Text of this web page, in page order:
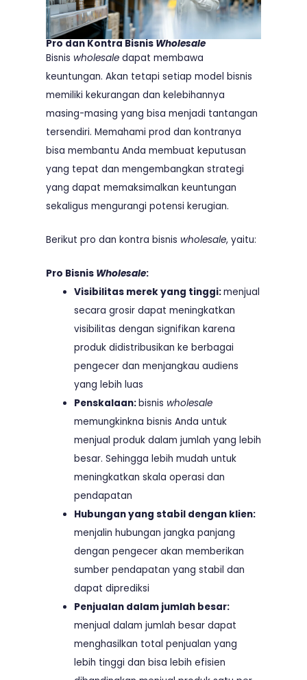
Pro dan Kontra Bisnis Wholesale
Bisnis wholesale dapat membawa
keuntungan. Akan tetapi setiap model bisnis
memiliki kekurangan dan kelebihannya
masing-masing yang bisa menjadi tantangan
tersendiri. Memahami prod dan kontranya
bisa membantu Anda membuat keputusan
yang tepat dan mengembangkan strategi
yang dapat memaksimalkan keuntungan
sekaligus mengurangi potensi kerugian.
Berikut pro dan kontra bisnis wholesale, yaitu:
Pro Bisnis Wholesale:
Visibilitas merek yang tinggi:menjual
secara grosir dapat meningkatkan
visibilitas dengan signifikan karena
produk didistribusikan ke berbagai
pengecer dan menjangkau audiens
yang lebih luas
Penskalaan:bisnis wholesale
memungkinkna bisnis Anda untuk
menjual produk dalam jumlah yang lebih
besar. Sehingga lebih mudah untuk
meningkatkan skala operasi dan
pendapatan
Hubungan yang stabil dengan klien:
menjalin hubungan jangka panjang
dengan pengecer akan memberikan
sumber pendapatan yang stabil dan
dapat diprediksi
Penjualan dalam jumlah besar:
menjual dalam jumlah besar dapat
menghasilkan total penjualan yang
lebih tinggi dan bisa lebih efisien